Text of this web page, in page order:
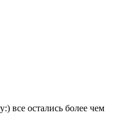
все остались более чем